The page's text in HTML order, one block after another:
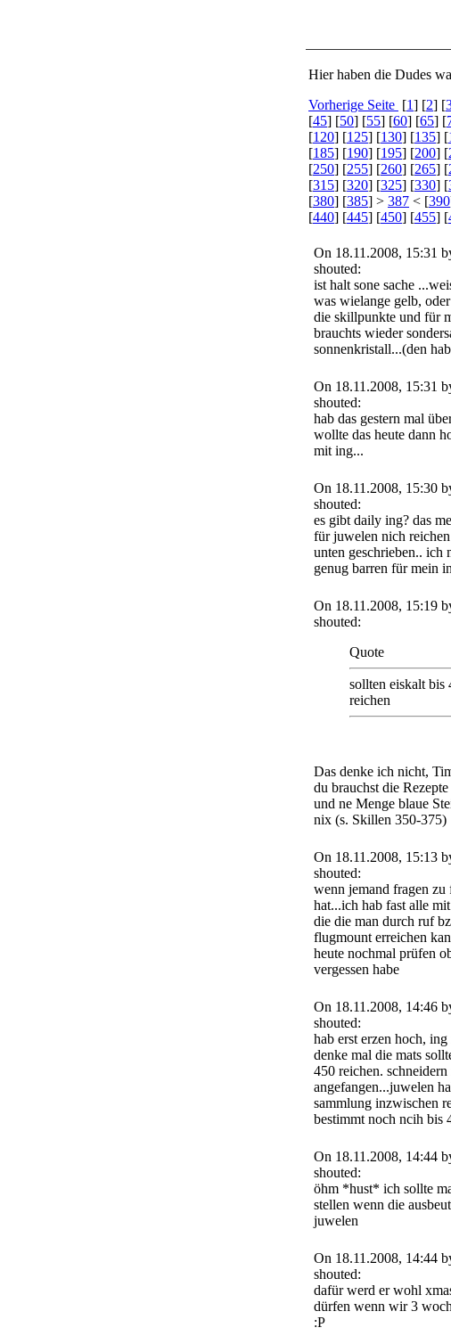
Hier haben die Dudes
Vorherige Seite [1] [2] [
[45] [50] [55] [60] [65] [
[120] [125] [130] [135] [
[185] [190] [195] [200] [
[250] [255] [260] [265] [
[315] [320] [325] [330] [
[380] [385] > 387 < [390
[440] [445] [450] [455] [
On 18.11.2008, 15:31
shouted:
ist halt sone sache
was wielange gelb,
die skillpunkte und für
brauchts wieder
sonnenkristall...(den
On 18.11.2008, 15:31
shouted:
hab das gestern mal
wollte das heute dann
mit ing...
On 18.11.2008, 15:30
shouted:
es gibt daily ing? das
für juwelen nich
unten geschrieben.. ich
genug barren für mein
On 18.11.2008, 15:19
shouted:
Quote
sollten eiskalt bis
reichen
Das denke ich nicht,
du brauchst die
und ne Menge blaue
nix (s. Skillen 350-375)
On 18.11.2008, 15:13
shouted:
wenn jemand fragen zu
hat...ich hab fast alle
die die man durch ruf
flugmount erreichen
heute nochmal prüfen
vergessen habe
On 18.11.2008, 14:46
shouted:
hab erst erzen hoch,
denke mal die mats
450 reichen.
angefangen...juwelen
sammlung inzwischen
bestimmt noch ncih bis
On 18.11.2008, 14:44
shouted:
öhm *hust* ich sollte
stellen wenn die
juwelen
On 18.11.2008, 14:44
shouted:
dafür werd er wohl
dürfen wenn wir 3
:P